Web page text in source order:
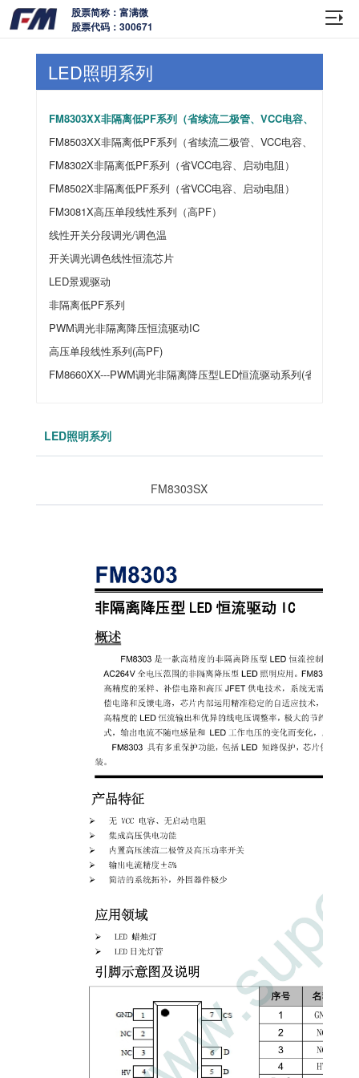
股票简称：富满微
股票代码：300671
LED照明系列
FM8303XX非隔离低PF系列（省续流二极管、VCC电容、启动电阻
FM8503XX非隔离低PF系列（省续流二极管、VCC电容、启动电阻
FM8302X非隔离低PF系列（省VCC电容、启动电阻）
FM8502X非隔离低PF系列（省VCC电容、启动电阻）
FM3081X高压单段线性系列（高PF）
线性开关分段调光/调色温
开关调光调色线性恒流芯片
LED景观驱动
非隔离低PF系列
PWM调光非隔离降压恒流驱动IC
高压单段线性系列(高PF)
FM8660XX---PWM调光非隔离降压型LED恒流驱动系列(省续流二极
LED照明系列
FM8303SX